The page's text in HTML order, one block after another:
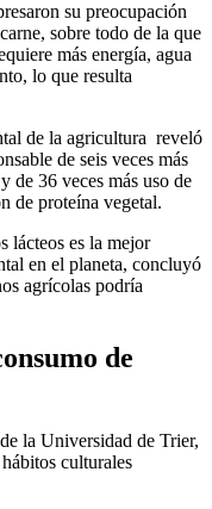
su preocupación
sobre todo de la que
más energía, agua
lo que resulta
de la agricultura reveló
de seis veces más
de 36 veces más uso de
de proteína vegetal.
lácteos es la mejor
en el planeta, concluyó
agrícolas podría
de
la Universidad de Trier,
culturales